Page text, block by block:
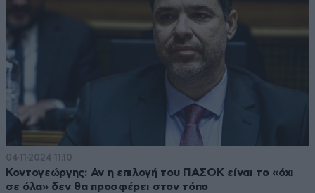
04·11·2024 11:10
Κοντογεώργης: Αν η επιλογή του ΠΑΣΟΚ είναι το «όχι
σε όλα» δεν θα προσφέρει στον τόπο